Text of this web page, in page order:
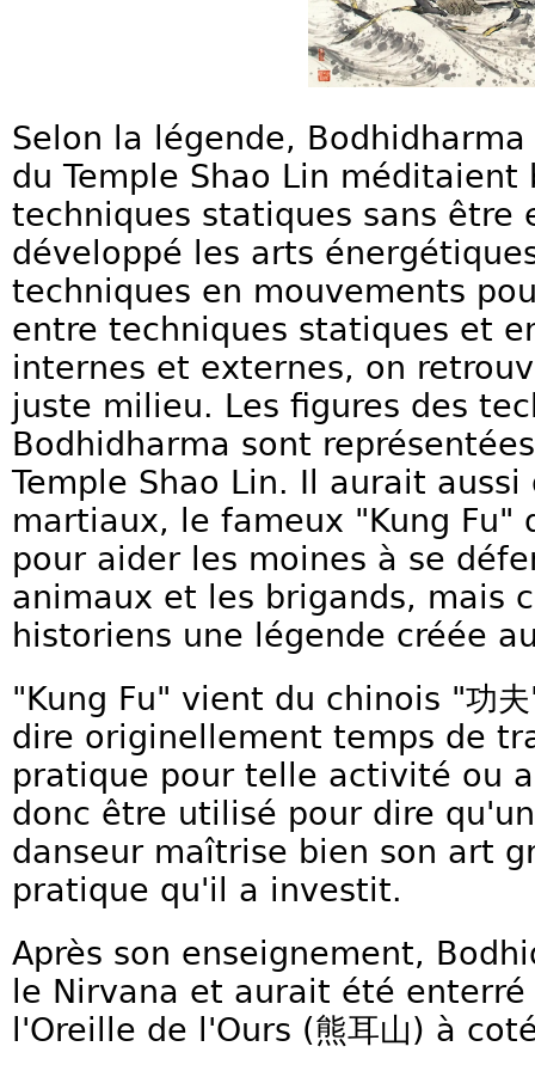
Selon la légende,
du Temple Shao Lin méditaient
techniques statiques sans être
développé les arts
techniques en mouvements
entre techniques statiques et
internes et externes, on
juste milieu. Les figures des
Bodhidharma sont
Temple Shao Lin. Il aurait
martiaux, le fameux "Kung Fu"
pour aider les moines à se
animaux et les brigands, mais
historiens une légende créée
"Kung Fu" vient du chinois "功
dire originellement temps de
pratique pour telle activité ou
donc être utilisé pour dire
danseur maîtrise bien son art
pratique qu'il a investit.
Après son enseignement,
le Nirvana et aurait été
l'Oreille de l'Ours (熊耳山) à